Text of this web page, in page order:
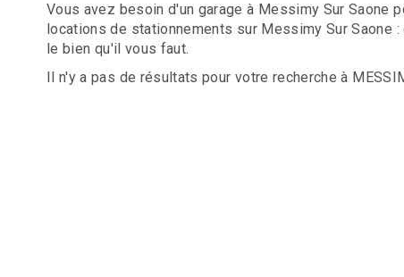
Vous avez besoin d'un garage à Messimy Sur
locations de stationnements sur Messimy Sur
le bien qu'il vous faut.
Il n'y a pas de résultats pour votre recherche à